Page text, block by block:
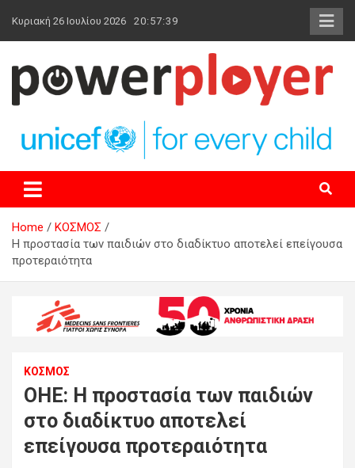
content
Κυριακή 26 Ιουλίου 2026 20:57:39
powerplayer.gr
Home
ΚΟΣΜΟΣ
Η προστασία των παιδιών στο διαδίκτυο αποτελεί επείγουσα
προτεραιότητα
ΚΟΣΜΟΣ
ΟΗΕ: Η προστασία των παιδιών
στο διαδίκτυο αποτελεί
επείγουσα προτεραιότητα